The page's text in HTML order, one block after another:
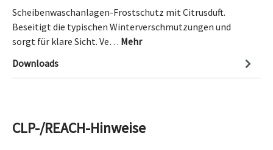
Scheibenwaschanlagen-Frostschutz mit Citrusduft.
Beseitigt die typischen Winterverschmutzungen und
sorgt für klare Sicht. Ve… Mehr
Downloads
CLP-/REACH-Hinweise